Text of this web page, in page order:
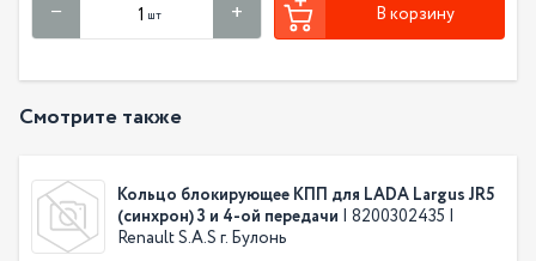
шт В корзину
Смотрите также
Кольцо блокирующее КПП для LADA Largus JR5
(синхрон) 3 и 4-ой передачи | 8200302435 |
Renault S.A.S г. Булонь